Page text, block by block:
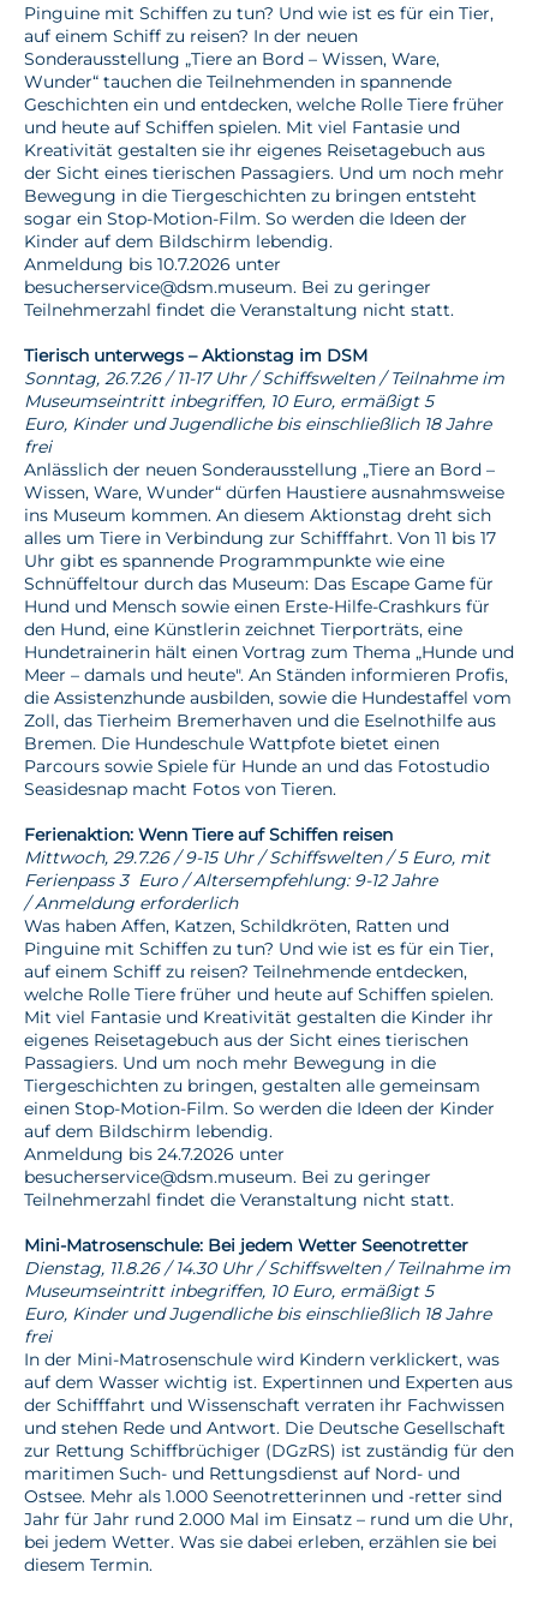
Pinguine mit Schiffen zu tun? Und wie ist es für ein Tier,
auf einem Schiff zu reisen? In der neuen
Sonderausstellung „Tiere an Bord – Wissen, Ware,
Wunder“ tauchen die Teilnehmenden in spannende
Geschichten ein und entdecken, welche Rolle Tiere früher
und heute auf Schiffen spielen. Mit viel Fantasie und
Kreativität gestalten sie ihr eigenes Reisetagebuch aus
der Sicht eines tierischen Passagiers. Und um noch mehr
Bewegung in die Tiergeschichten zu bringen entsteht
sogar ein Stop-Motion-Film. So werden die Ideen der
Kinder auf dem Bildschirm lebendig.
Anmeldung bis 10.7.2026 unter
besucherservice@dsm.museum. Bei zu geringer
Teilnehmerzahl findet die Veranstaltung nicht statt.
Tierisch unterwegs – Aktionstag im DSM
Sonntag, 26.7.26 / 11-17 Uhr / Schiffswelten / Teilnahme im
Museumseintritt inbegriffen, 10 Euro, ermäßigt 5
Euro, Kinder und Jugendliche bis einschließlich 18 Jahre
frei
Anlässlich der neuen Sonderausstellung „Tiere an Bord –
Wissen, Ware, Wunder“ dürfen Haustiere ausnahmsweise
ins Museum kommen. An diesem Aktionstag dreht sich
alles um Tiere in Verbindung zur Schifffahrt. Von 11 bis 17
Uhr gibt es spannende Programmpunkte wie eine
Schnüffeltour durch das Museum: Das Escape Game für
Hund und Mensch sowie einen Erste-Hilfe-Crashkurs für
den Hund, eine Künstlerin zeichnet Tierporträts, eine
Hundetrainerin hält einen Vortrag zum Thema „Hunde und
Meer – damals und heute". An Ständen informieren Profis,
die Assistenzhunde ausbilden, sowie die Hundestaffel vom
Zoll, das Tierheim Bremerhaven und die Eselnothilfe aus
Bremen. Die Hundeschule Wattpfote bietet einen
Parcours sowie Spiele für Hunde an und das Fotostudio
Seasidesnap macht Fotos von Tieren.
Ferienaktion: Wenn Tiere auf Schiffen reisen
Mittwoch, 29.7.26 / 9-15 Uhr / Schiffswelten / 5 Euro, mit
Ferienpass 3 Euro / Altersempfehlung: 9-12 Jahre
/ Anmeldung erforderlich
Was haben Affen, Katzen, Schildkröten, Ratten und
Pinguine mit Schiffen zu tun? Und wie ist es für ein Tier,
auf einem Schiff zu reisen? Teilnehmende entdecken,
welche Rolle Tiere früher und heute auf Schiffen spielen.
Mit viel Fantasie und Kreativität gestalten die Kinder ihr
eigenes Reisetagebuch aus der Sicht eines tierischen
Passagiers. Und um noch mehr Bewegung in die
Tiergeschichten zu bringen, gestalten alle gemeinsam
einen Stop-Motion-Film. So werden die Ideen der Kinder
auf dem Bildschirm lebendig.
Anmeldung bis 24.7.2026 unter
besucherservice@dsm.museum. Bei zu geringer
Teilnehmerzahl findet die Veranstaltung nicht statt.
Mini-Matrosenschule: Bei jedem Wetter Seenotretter
Dienstag, 11.8.26 / 14.30 Uhr / Schiffswelten / Teilnahme im
Museumseintritt inbegriffen, 10 Euro, ermäßigt 5
Euro, Kinder und Jugendliche bis einschließlich 18 Jahre
frei
In der Mini-Matrosenschule wird Kindern verklickert, was
auf dem Wasser wichtig ist. Expertinnen und Experten aus
der Schifffahrt und Wissenschaft verraten ihr Fachwissen
und stehen Rede und Antwort. Die Deutsche Gesellschaft
zur Rettung Schiffbrüchiger (DGzRS) ist zuständig für den
maritimen Such- und Rettungsdienst auf Nord- und
Ostsee. Mehr als 1.000 Seenotretterinnen und -retter sind
Jahr für Jahr rund 2.000 Mal im Einsatz – rund um die Uhr,
bei jedem Wetter. Was sie dabei erleben, erzählen sie bei
diesem Termin.